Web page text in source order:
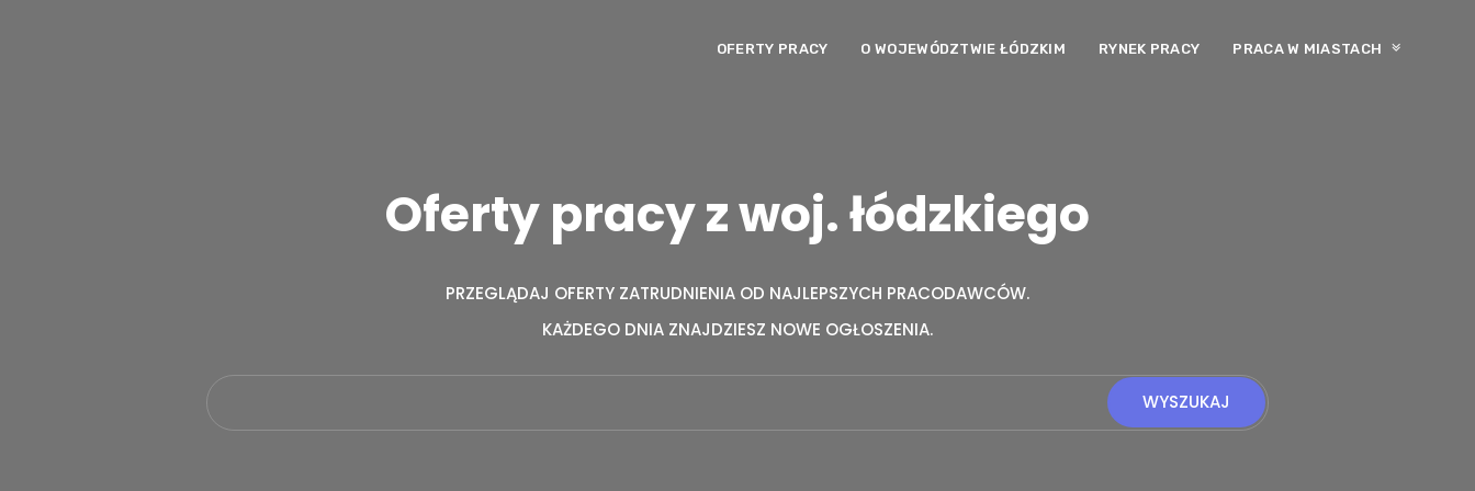
OFERTY PRACY O WOJEWÓDZTWIE ŁÓDZKIM RYNEK PRACY PRACA W MIASTACH
Oferty pracy z woj. łódzkiego
PRZEGLĄDAJ OFERTY ZATRUDNIENIA OD NAJLEPSZYCH PRACODAWCÓW.
KAŻDEGO DNIA ZNAJDZIESZ NOWE OGŁOSZENIA.